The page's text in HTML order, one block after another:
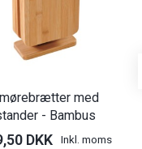
med
- Bambus
DKK Inkl. moms